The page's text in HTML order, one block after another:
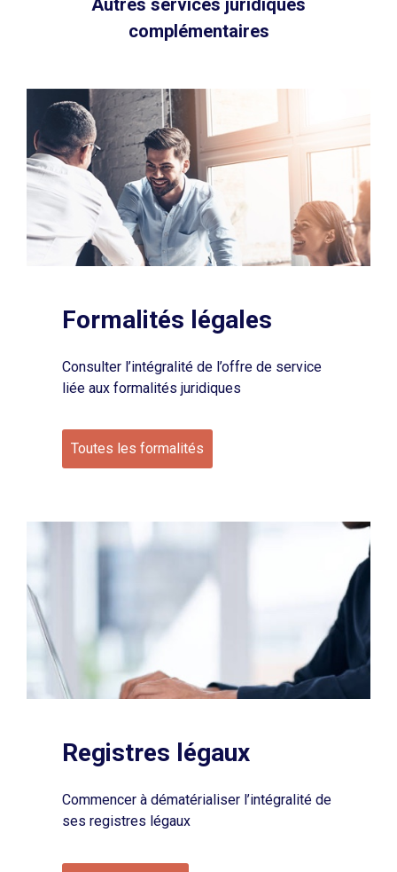
Autres services juridiques
complémentaires
Formalités légales
Consulter l’intégralité de l’offre de service
liée aux formalités juridiques
Toutes les formalités
Registres légaux
Commencer à dématérialiser l’intégralité de
ses registres légaux